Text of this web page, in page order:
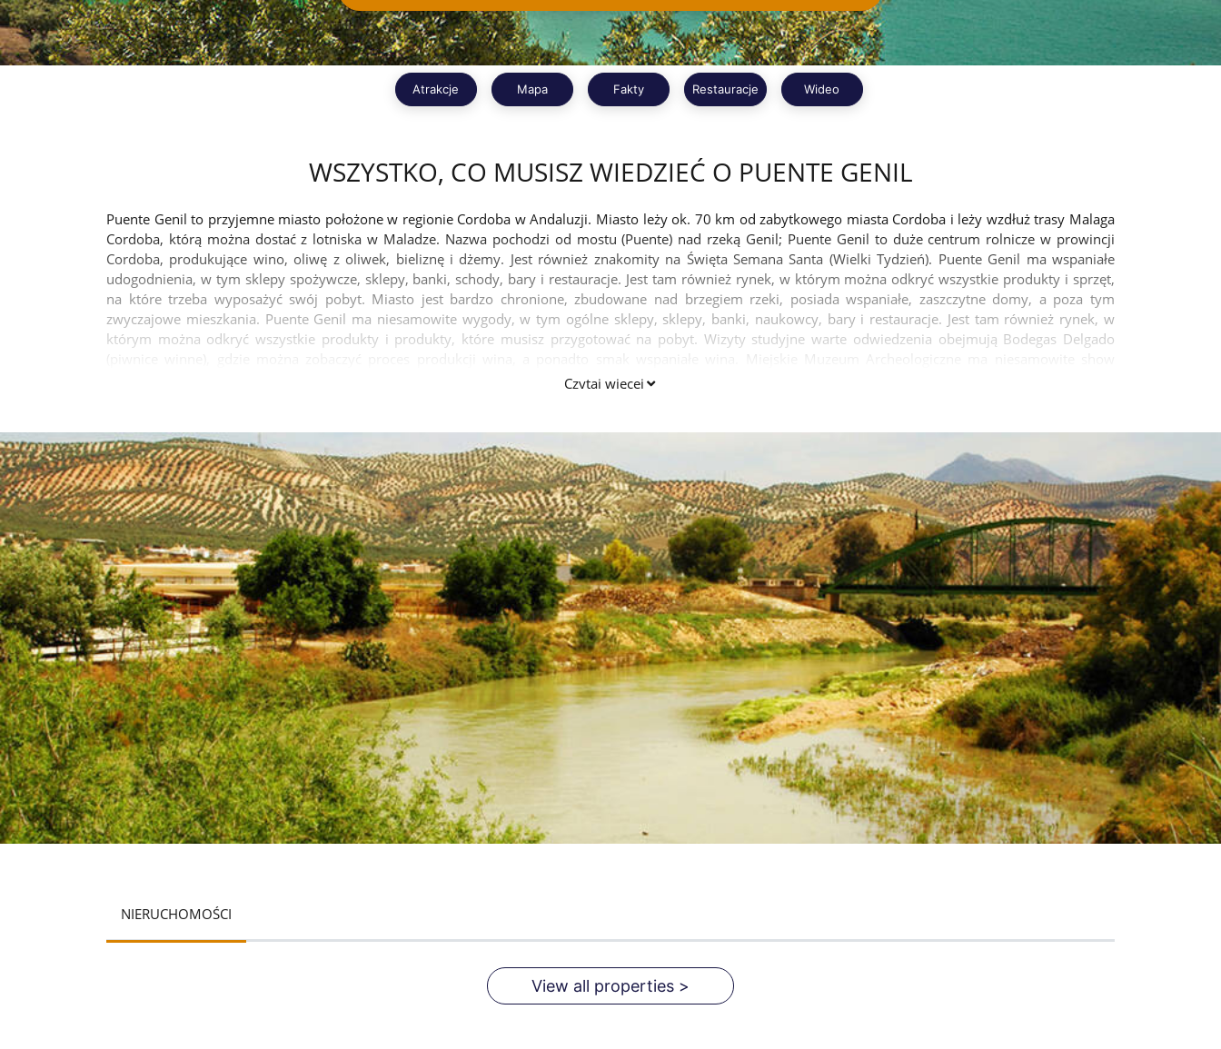
Atrakcje Mapa Fakty Restauracje Wideo
WSZYSTKO, CO MUSISZ WIEDZIEĆ O PUENTE GENIL
Puente Genil to przyjemne miasto położone w regionie Cordoba w Andaluzji. Miasto leży ok. 70 km od zabytkowego miasta Cordoba i leży wzdłuż trasy Malaga
Cordoba, którą można dostać z lotniska w Maladze. Nazwa pochodzi od mostu (Puente) nad rzeką Genil; Puente Genil to duże centrum rolnicze w prowincji
Cordoba, produkujące wino, oliwę z oliwek, bieliznę i dżemy. Jest również znakomity na Święta Semana Santa (Wielki Tydzień). Puente Genil ma wspaniałe
udogodnienia, w tym sklepy spożywcze, sklepy, banki, schody, bary i restauracje. Jest tam również rynek, w którym można odkryć wszystkie produkty i sprzęt,
na które trzeba wyposażyć swój pobyt. Miasto jest bardzo chronione, zbudowane nad brzegiem rzeki, posiada wspaniałe, zaszczytne domy, a poza tym
zwyczajowe mieszkania. Puente Genil ma niesamowite wygody, w tym ogólne sklepy, sklepy, banki, naukowcy, bary i restauracje. Jest tam również rynek, w
którym można odkryć wszystkie produkty i produkty, które musisz przygotować na pobyt. Wizyty studyjne warte odwiedzenia obejmują Bodegas Delgado
(piwnice winne), gdzie można zobaczyć proces produkcji wina, a ponadto smak wspaniałe wina. Miejskie Muzeum Archeologiczne ma niesamowite show
Czytaj więcej
NIERUCHOMOŚCI
View all properties >